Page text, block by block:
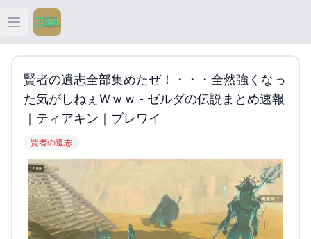
Open main menu
ティアキン
ティアキン 祠
ティアキン 武器
ティアキン 攻略
賢者の遺志全部集めたぜ！・・・全然強くなっ
た気がしねぇｗｗｗ - ゼルダの伝説まとめ速報
｜ティアキン｜ブレワイ
賢者の遺志